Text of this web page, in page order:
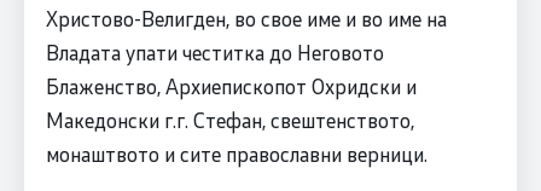
Христово-Велигден, во свое име и во име на
Владата упати честитка до Неговото
Блаженство, Архиепископот Охридски и
Македонски г.г. Стефан, свештенството,
монаштвото и сите православни верници.